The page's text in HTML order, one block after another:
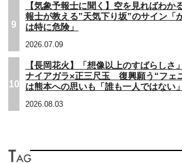
9
【気象予報士に聞く】空を見ればわか
報士が教える”天気下り坂”のサイン「
は特に危険」
2026.07.09
10
【長岡花火】「想像以上のすばらしさ
ナイアガラ×正三尺玉 復興願う“フェ
は熊本への思いも「誰も一人ではない」
2026.08.03